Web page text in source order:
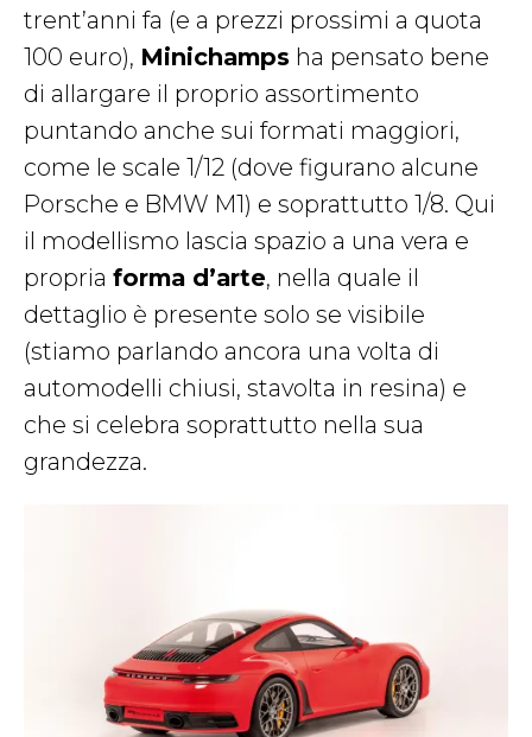
trent’anni fa (e a prezzi prossimi a quota
100 euro), Minichamps ha pensato bene
di allargare il proprio assortimento
puntando anche sui formati maggiori,
come le scale 1/12 (dove figurano alcune
Porsche e BMW M1) e soprattutto 1/8. Qui
il modellismo lascia spazio a una vera e
propria forma d’arte, nella quale il
dettaglio è presente solo se visibile
(stiamo parlando ancora una volta di
automodelli chiusi, stavolta in resina) e
che si celebra soprattutto nella sua
grandezza.